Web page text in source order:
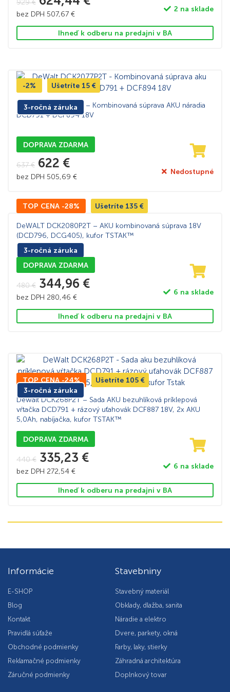
929€
bez DPH 507,67 €
2 na sklade
Ihneď k odberu na predajni v BA
3-ročná záruka
-2% Ušetríte 15 €
Dewalt DCK2077P2T – Kombinovaná súprava AKU náradia
DCD791 + DCF894 18V
DOPRAVA ZDARMA
637€ 622 €
bez DPH 505,69 €
Nedostupné
3-ročná záruka
TOP CENA -28% Ušetríte 135 €
DeWALT DCK2080P2T – AKU kombinovaná súprava 18V
(DCD796, DCG405), kufor TSTAK™
DOPRAVA ZDARMA
480€ 344,96 €
bez DPH 280,46 €
6 na sklade
Ihneď k odberu na predajni v BA
3-ročná záruka
TOP CENA -24% Ušetríte 105 €
Dewalt DCK268P2T – Sada AKU bezuhlíková príklepová
vŕtačka DCD791 + rázový uťahovák DCF887 18V, 2x AKU
5,0Ah, nabíjačka, kufor TSTAK™
DOPRAVA ZDARMA
440€ 335,23 €
bez DPH 272,54 €
6 na sklade
Ihneď k odberu na predajni v BA
Informácie
E-SHOP
Blog
Kontakt
Pravidlá súťaže
Obchodné podmienky
Reklamačné podmienky
Záručné podmienky
Stavebniny
Stavebný materiál
Obklady, dlažba, sanita
Náradie a elektro
Dvere, parkety, okná
Farby, laky, stierky
Záhradná architektúra
Doplnkový tovar